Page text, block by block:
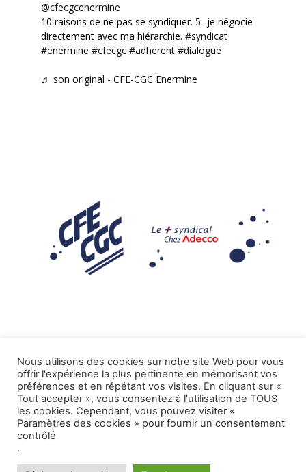
@cfecgcenermine
10 raisons de ne pas se syndiquer. 5- je négocie
directement avec ma hiérarchie. #syndicat
#enermine #cfecgc #adherent #dialogue
♬ son original - CFE-CGC Enermine
Mentions légales
Tous droits réservés CFE-CGC ADECCO.
Nous utilisons des cookies sur notre site Web pour vous
offrir l'expérience la plus pertinente en mémorisant vos
préférences et en répétant vos visites. En cliquant sur «
Tout accepter », vous consentez à l'utilisation de TOUS
les cookies. Cependant, vous pouvez visiter «
Paramètres des cookies » pour fournir un consentement
contrôlé
.